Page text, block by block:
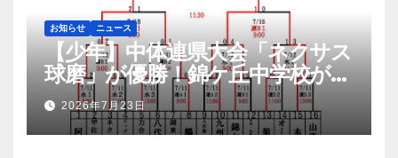
お知らせ ニュース
【少年】中体連県大会「ネクサス
球磨」が優勝！錦ケ丘中学校が準
優勝！九州大会へ
2026年7月23日